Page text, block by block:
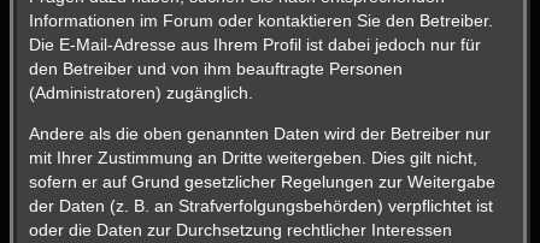
Informationen im Forum oder kontaktieren Sie den Betreiber.
Die E-Mail-Adresse aus Ihrem Profil ist dabei jedoch nur für
den Betreiber und von ihm beauftragte Personen
(Administratoren) zugänglich.
Andere als die oben genannten Daten wird der Betreiber nur
mit Ihrer Zustimmung an Dritte weitergeben. Dies gilt nicht,
sofern er auf Grund gesetzlicher Regelungen zur Weitergabe
der Daten (z. B. an Strafverfolgungsbehörden) verpflichtet ist
oder die Daten zur Durchsetzung rechtlicher Interessen